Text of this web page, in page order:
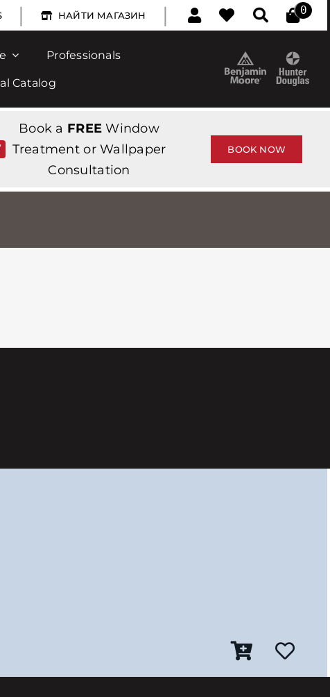
| НАЙТИ МАГАЗИН | 0
Professionals
Catalog
Book a FREE Window
Treatment or Wallpaper
Consultation
BOOK NOW